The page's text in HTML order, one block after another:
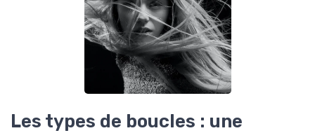
Les types de boucles : une